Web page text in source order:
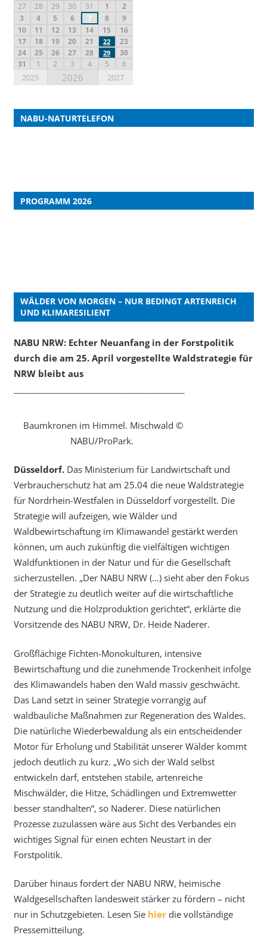
27
28 29 30 31 1
2
3
4 5 6 7 8
9
10
11 12 13 14 15
16
17
18 19 20 21 22
23
24
25 26 27 28 29
30
31
1 2 3 4 5 6
2025 2026 2027
NABU-NATURTELEFON
PROGRAMM 2026
WÄLDER VON MORGEN – NUR BEDINGT ARTENREICH
UND KLIMARESILIENT
NABU NRW: Echter Neuanfang in der Forstpolitik
durch die am 25. April vorgestellte Waldstrategie für
NRW bleibt aus
Baumkronen im Himmel. Mischwald ©
NABU/ProPark.
Düsseldorf.Das Ministerium für Landwirtschaft und
Verbraucherschutz hat am 25.04 die neue Waldstrategie
für Nordrhein-Westfalen in Düsseldorf vorgestellt. Die
Strategie will aufzeigen, wie Wälder und
Waldbewirtschaftung im Klimawandel gestärkt werden
können, um auch zukünftig die vielfältigen wichtigen
Waldfunktionen in der Natur und für die Gesellschaft
sicherzustellen. „Der NABU NRW (…) sieht aber den Fokus
der Strategie zu deutlich weiter auf die wirtschaftliche
Nutzung und die Holzproduktion gerichtet“, erklärte die
Vorsitzende des NABU NRW, Dr. Heide Naderer.
Großflächige Fichten-Monokulturen, intensive
Bewirtschaftung und die zunehmende Trockenheit infolge
des Klimawandels haben den Wald massiv geschwächt.
Das Land setzt in seiner Strategie vorrangig auf
waldbauliche Maßnahmen zur Regeneration des Waldes.
Die natürliche Wiederbewaldung als ein entscheidender
Motor für Erholung und Stabilität unserer Wälder kommt
jedoch deutlich zu kurz. „Wo sich der Wald selbst
entwickeln darf, entstehen stabile, artenreiche
Mischwälder, die Hitze, Schädlingen und Extremwetter
besser standhalten“, so Naderer. Diese natürlichen
Prozesse zuzulassen wäre aus Sicht des Verbandes ein
wichtiges Signal für einen echten Neustart in der
Forstpolitik.
Darüber hinaus fordert der NABU NRW, heimische
Waldgesellschaften landesweit stärker zu fördern – nicht
nur in Schutzgebieten. Lesen Sie hier die vollständige
Pressemitteilung.